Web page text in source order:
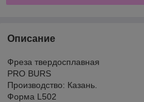
Описание
Фреза твердосплавная
PRO BURS
Производство: Казань.
Форма L502